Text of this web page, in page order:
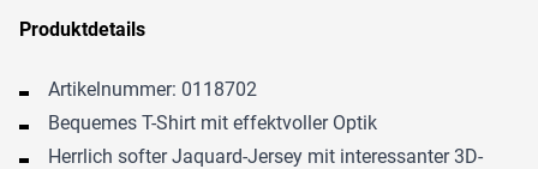
Produktdetails
Artikelnummer: 0118702
Bequemes T-Shirt mit effektvoller Optik
Herrlich softer Jaquard-Jersey mit interessanter 3D-